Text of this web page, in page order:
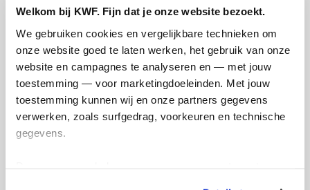
Welkom bij KWF. Fijn dat je onze website bezoekt.
We gebruiken cookies en vergelijkbare technieken om
onze website goed te laten werken, het gebruik van onze
website en campagnes te analyseren en — met jouw
toestemming — voor marketingdoeleinden. Met jouw
toestemming kunnen wij en onze partners gegevens
verwerken, zoals surfgedrag, voorkeuren en technische
gegevens.
Plinke's badges